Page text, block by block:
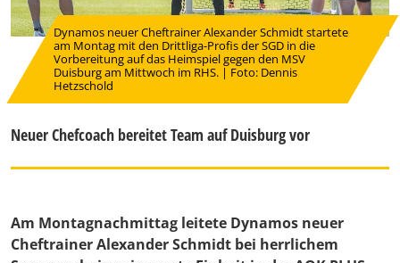
Dynamos neuer Cheftrainer Alexander Schmidt startete
am Montag mit den Drittliga-Profis der SGD in die
Vorbereitung auf das Heimspiel gegen den MSV
Duisburg am Mittwoch im RHS. | Foto: Dennis
Hetzschold
Neuer Chefcoach bereitet Team auf Duisburg vor
Am Montagnachmittag leitete Dynamos neuer
Cheftrainer Alexander Schmidt bei herrlichem